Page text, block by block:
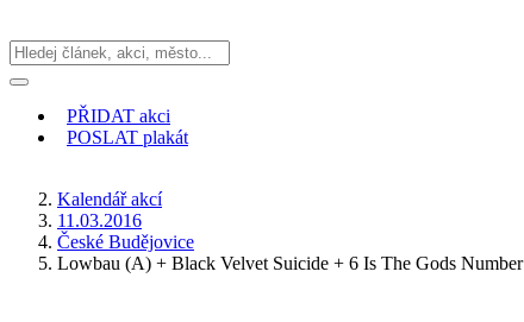
PŘIDAT akci
POSLAT plakát
Kalendář akcí
11.03.2016
České Budějovice
Lowbau (A) + Black Velvet Suicide + 6 Is The Gods Number